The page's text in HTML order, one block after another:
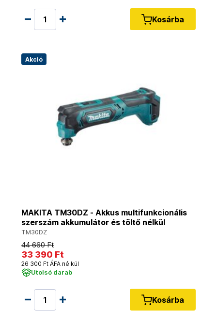
Kosárba
Akció
MAKITA TM30DZ - Akkus multifunkcionális
szerszám akkumulátor és töltő nélkül
TM30DZ
44 660 Ft
33 390 Ft
26 300 Ft ÁFA nélkül
Utolsó darab
Kosárba